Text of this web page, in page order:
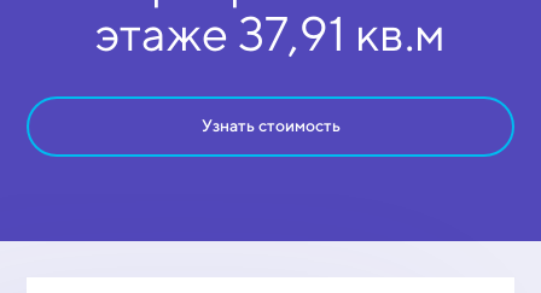
этаже 37,91 кв.м
Узнать стоимость